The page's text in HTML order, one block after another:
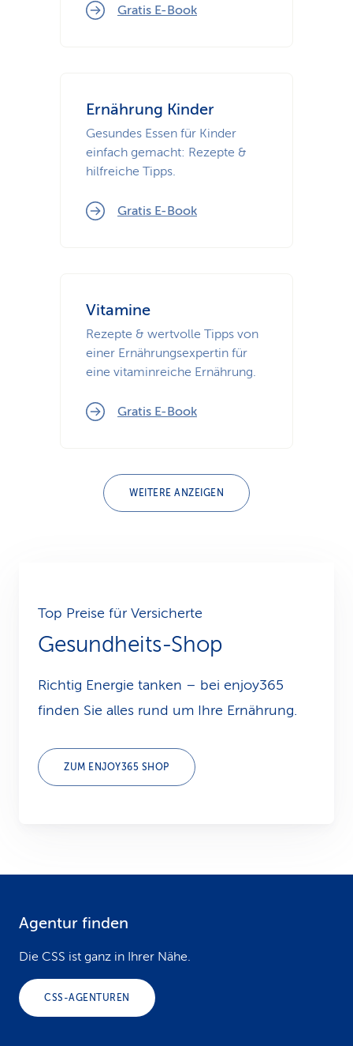
Gratis E-Book
Ernährung Kinder
Gesundes Essen für Kinder
einfach gemacht: Rezepte &
hilfreiche Tipps.
Gratis E-Book
Vitamine
Rezepte & wertvolle Tipps von
einer Ernährungsexpertin für
eine vitaminreiche Ernährung.
Gratis E-Book
WEITERE ANZEIGEN
Top Preise für Versicherte
Gesundheits-Shop
Richtig Energie tanken – bei enjoy365
finden Sie alles rund um Ihre Ernährung.
ZUM ENJOY365 SHOP
Agentur finden
Die CSS ist ganz in Ihrer Nähe.
CSS-AGENTUREN